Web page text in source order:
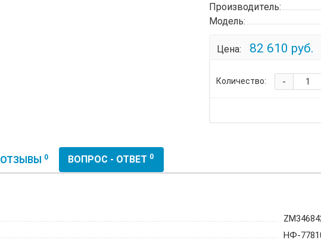
Производитель:
Модель:
Цена: 82 610 руб.
Количество: -
ОТЗЫВЫ 0 ВОПРОС - ОТВЕТ 0
НФ-